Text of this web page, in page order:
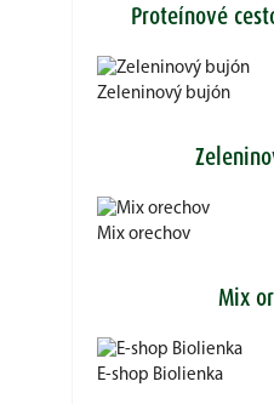
Proteínové
Zeleninový bujón
Mix orechov
Mix
E-shop Biolienka